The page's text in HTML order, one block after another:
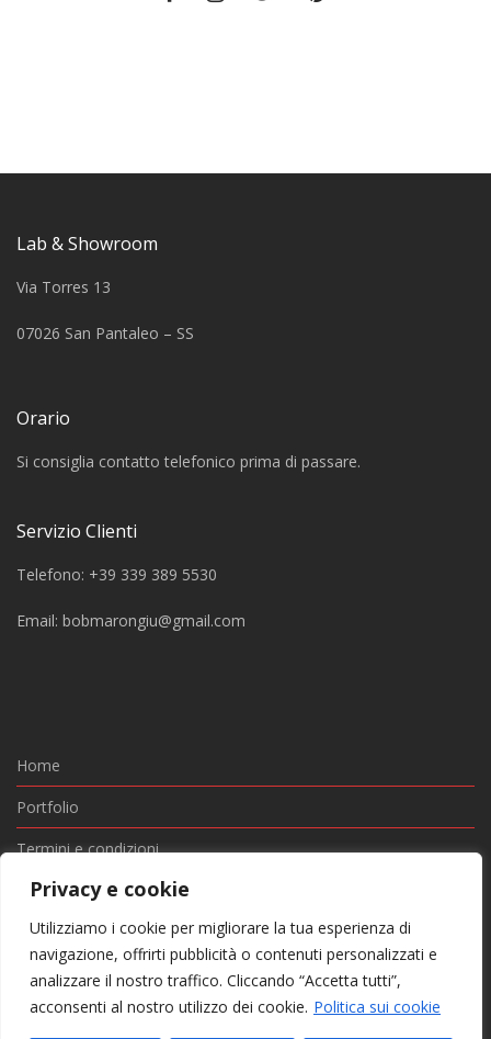
Privacy e cookie
Utilizziamo i cookie per migliorare la tua esperienza di
navigazione, offrirti pubblicità o contenuti personalizzati e
analizzare il nostro traffico. Cliccando “Accetta tutti”,
acconsenti al nostro utilizzo dei cookie. Politica sui cookie
Lab & Showroom
Via Torres 13
07026 San Pantaleo – SS
Orario
Si consiglia contatto telefonico prima di passare.
Servizio Clienti
Telefono: +39 339 389 5530
Email: bobmarongiu@gmail.com
Home
Portfolio
Termini e condizioni
Privacy e Cookie
Contatti
© BOB & JENNY SRLS - Via San Pietro 40/A, 07021 Arzachena
SS - P. I.: 02985460902